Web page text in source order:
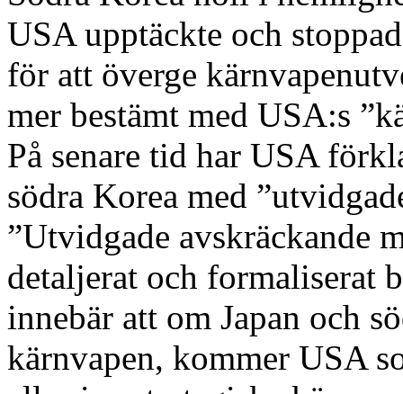
USA upptäckte och
för att överge
mer bestämt med USA:s
På senare tid har USA
södra Korea med
”Utvidgade avskräckande
detaljerat och formaliserat
innebär att om Japan och
kärnvapen, kommer USA